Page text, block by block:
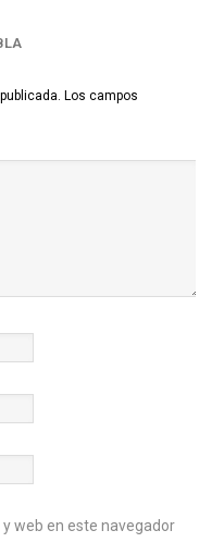
Los campos
web en este navegador